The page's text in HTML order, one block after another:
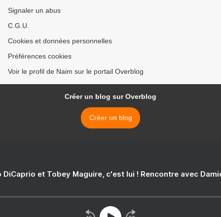
Signaler un abus
C.G.U.
Cookies et données personnelles
Préférences cookies
Voir le profil de Naim sur le portail Overblog
Créer un blog sur Overblog
Créer un blog
DiCaprio et Tobey Maguire, c'est lui ! Rencontre avec